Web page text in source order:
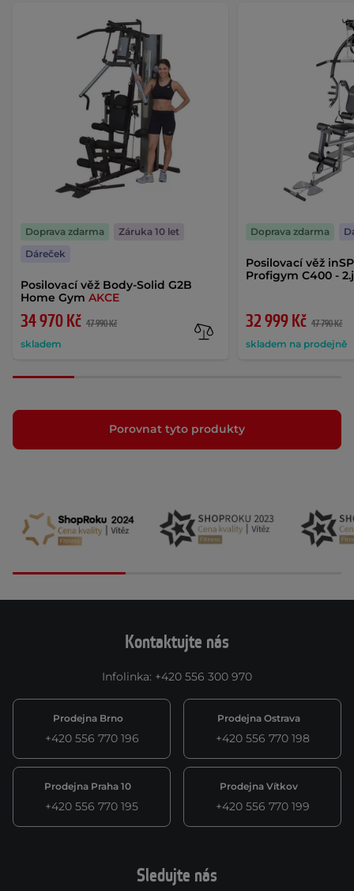
Posilovací věž Body-Solid G2B
Home Gym AKCE
34 970 Kč 47 990 Kč
skladem
Doprava zdarma
Záruka 10 let
Dáreček
Posilovací věž
Profigym C400 -
32 999 Kč 47 790 Kč
skladem na prodejně
Doprava zdarma
Porovnat tyto produkty
Kontaktujte nás
Infolinka: +420 556 300 970
Prodejna Brno
+420 556 770 196
Prodejna Ostrava
+420 556 770 198
Prodejna Praha 10
+420 556 770 195
Prodejna Vítkov
+420 556 770 199
Sledujte nás